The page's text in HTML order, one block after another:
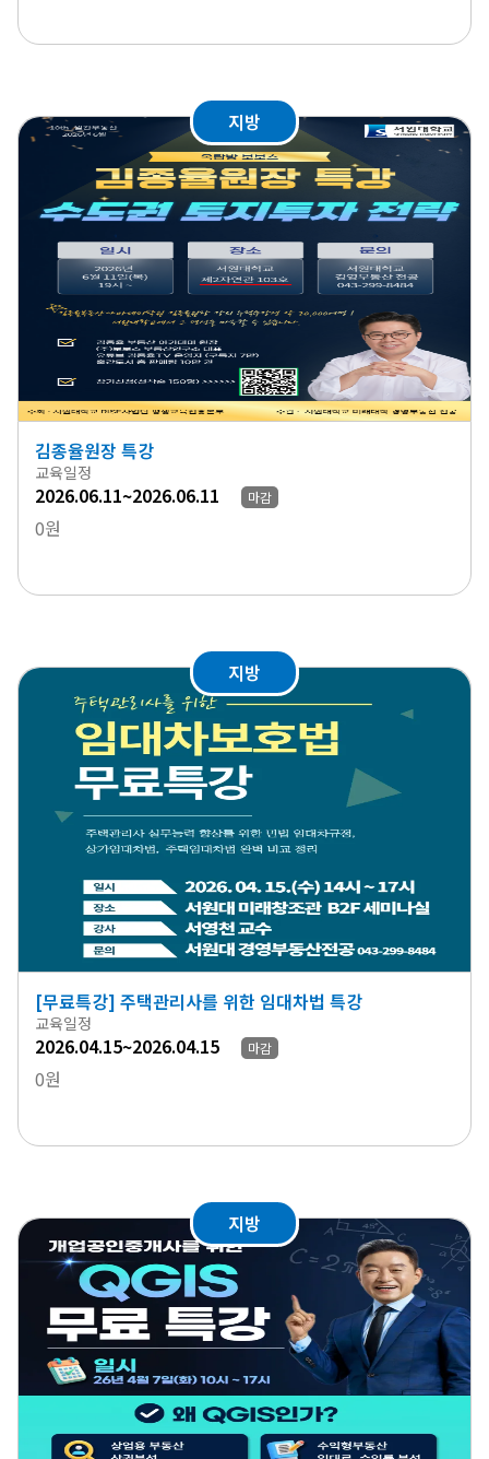
지방
김종율원장 특강
교육일정
2026.06.11~2026.06.11 마감
0원
지방
[무료특강] 주택관리사를 위한 임대차법 특강
교육일정
2026.04.15~2026.04.15 마감
0원
지방